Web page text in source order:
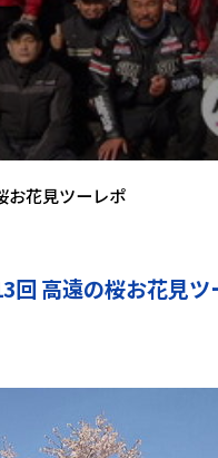
お花見ツーレポ
回 高遠の桜お花見ツ